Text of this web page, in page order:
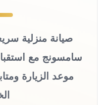
صيانة منزلية
سامسونج مع
موعد الزيارة